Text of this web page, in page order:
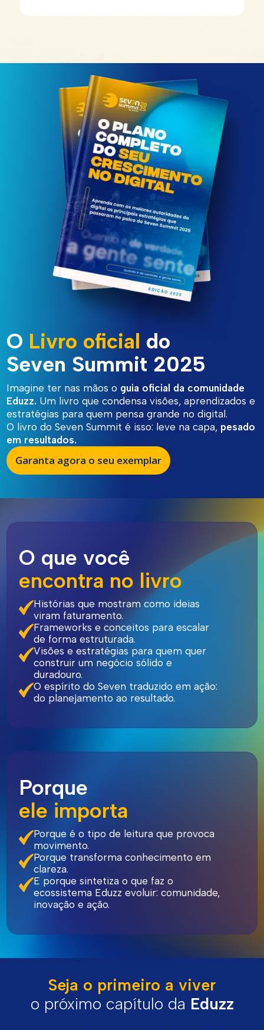
O Livro oficial do
Seven Summit 2025
Imagine ter nas mãos o guia oficial da comunidade
Eduzz. Um livro que condensa visões, aprendizados e
estratégias para quem pensa grande no digital.
O livro do Seven Summit é isso: leve na capa, pesado
em resultados.
Garanta agora o seu exemplar
O que você
encontra no livro
Histórias que mostram como ideias
viram faturamento.
Frameworks e conceitos para escalar
de forma estruturada.
Visões e estratégias para quem quer
construir um negócio sólido e
duradouro.
O espírito do Seven traduzido em ação:
do planejamento ao resultado.
Porque
ele importa
Porque é o tipo de leitura que provoca
movimento.
Porque transforma conhecimento em
clareza.
E porque sintetiza o que faz o
ecossistema Eduzz evoluir: comunidade,
inovação e ação.
Seja o primeiro a viver
o próximo capítulo da Eduzz